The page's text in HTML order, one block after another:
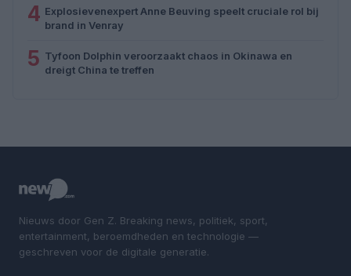
4 Explosievenexpert Anne Beuving speelt cruciale rol bij
brand in Venray
5 Tyfoon Dolphin veroorzaakt chaos in Okinawa en
dreigt China te treffen
Nieuws door Gen Z. Breaking news, politiek, sport,
entertainment, beroemdheden en technologie —
geschreven voor de digitale generatie.